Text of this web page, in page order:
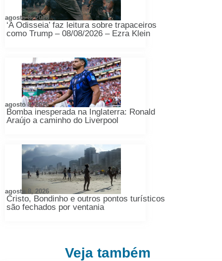
‘A Odisseia’ faz leitura sobre trapaceiros
como Trump – 08/08/2026 – Ezra Klein
agosto 8, 2026
Bomba inesperada na Inglaterra: Ronald
Araújo a caminho do Liverpool
agosto 8, 2026
Cristo, Bondinho e outros pontos turísticos
são fechados por ventania
agosto 8, 2026
Veja também